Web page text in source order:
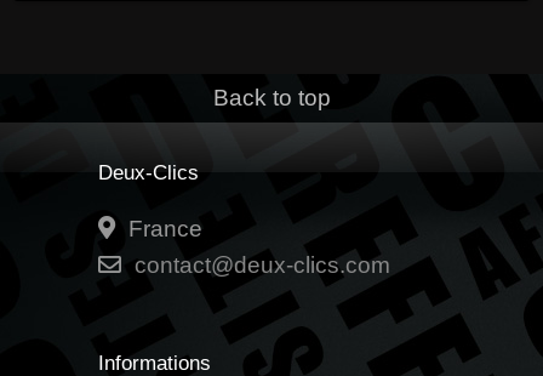
Back to top
Deux-Clics
France
contact@deux-clics.com
Informations